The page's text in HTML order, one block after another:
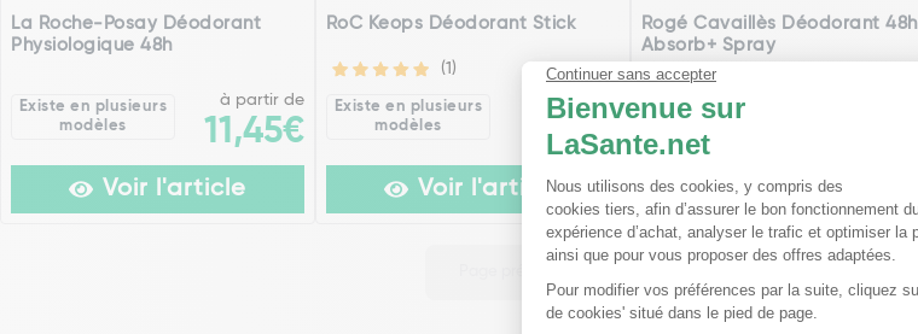
La Roche-Posay Déodorant
Physiologique 48h
Existe en plusieurs
modèles
à partir de
11,45€
Voir l'article
RoC Keops Déodorant Stick
(1)
Existe en plusieurs
modèles
à partir de
8,99€
Voir l'article
Rogé Cavaillès Déodorant 48h
Absorb+ Spray
Existe en plusieurs
Voir l'article